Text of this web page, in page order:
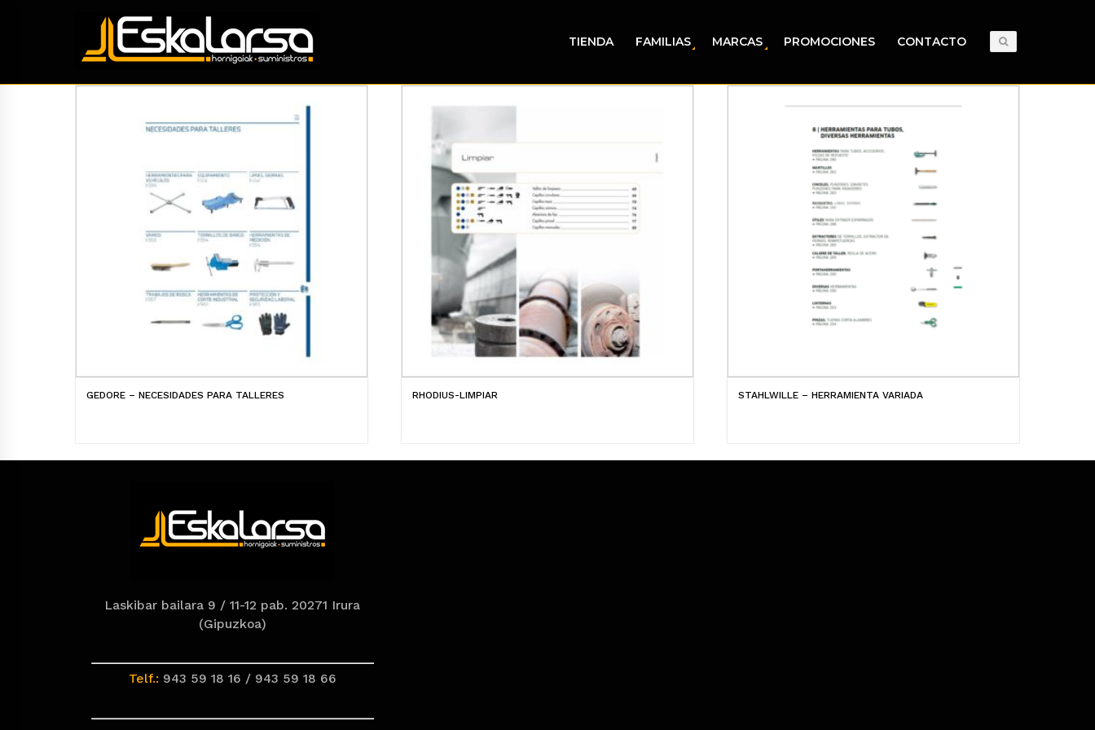
TIENDA FAMILIAS MARCAS PROMOCIONES CONTACTO
GEDORE – NECESIDADES PARA TALLERES RHODIUS-LIMPIAR STAHLWILLE – HERRAMIENTA VARIADA
Laskibar bailara 9 / 11-12 pab. 20271 Irura
(Gipuzkoa)
Telf.: 943 59 18 16 / 943 59 18 66